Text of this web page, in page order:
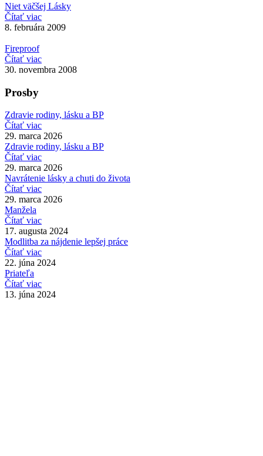
Niet väčšej Lásky
Čítať viac
8. februára 2009
Fireproof
Čítať viac
30. novembra 2008
Prosby
Zdravie rodiny, lásku a BP
Čítať viac
29. marca 2026
Zdravie rodiny, lásku a BP
Čítať viac
29. marca 2026
Navrátenie lásky a chuti do života
Čítať viac
29. marca 2026
Manžela
Čítať viac
17. augusta 2024
Modlitba za nájdenie lepšej práce
Čítať viac
22. júna 2024
Priateľa
Čítať viac
13. júna 2024